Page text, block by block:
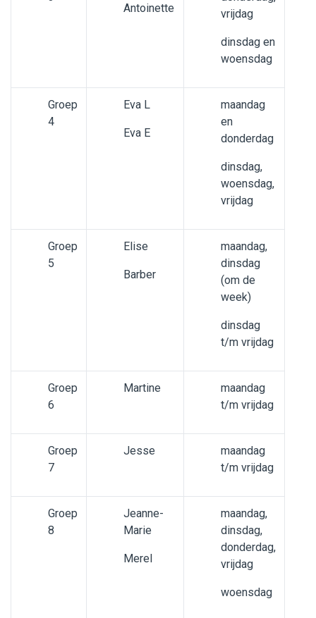
Antoinette
vrijdag
dinsdag en
woensdag
Groep
4
Eva L
Eva E
maandag
en
donderdag
dinsdag,
woensdag,
vrijdag
Groep
5
Elise
Barber
maandag,
dinsdag
(om de
week)
dinsdag
t/m vrijdag
Groep
6
Martine
maandag
t/m vrijdag
Groep
7
Jesse
maandag
t/m vrijdag
Groep
8
Jeanne-
Marie
Merel
maandag,
dinsdag,
donderdag,
vrijdag
woensdag